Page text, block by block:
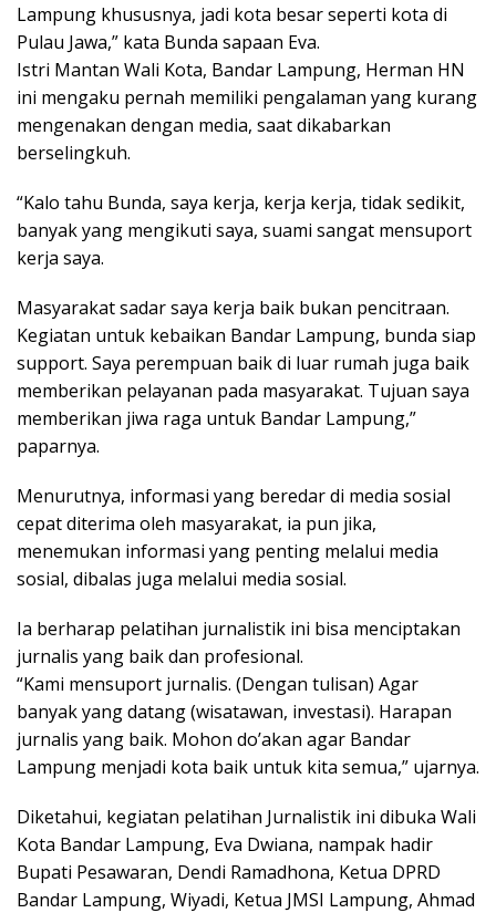
Lampung khususnya, jadi kota besar seperti kota di
Pulau Jawa,” kata Bunda sapaan Eva.
Istri Mantan Wali Kota, Bandar Lampung, Herman HN
ini mengaku pernah memiliki pengalaman yang kurang
mengenakan dengan media, saat dikabarkan
berselingkuh.
“Kalo tahu Bunda, saya kerja, kerja kerja, tidak sedikit,
banyak yang mengikuti saya, suami sangat mensuport
kerja saya.
Masyarakat sadar saya kerja baik bukan pencitraan.
Kegiatan untuk kebaikan Bandar Lampung, bunda siap
support. Saya perempuan baik di luar rumah juga baik
memberikan pelayanan pada masyarakat. Tujuan saya
memberikan jiwa raga untuk Bandar Lampung,”
paparnya.
Menurutnya, informasi yang beredar di media sosial
cepat diterima oleh masyarakat, ia pun jika,
menemukan informasi yang penting melalui media
sosial, dibalas juga melalui media sosial.
Ia berharap pelatihan jurnalistik ini bisa menciptakan
jurnalis yang baik dan profesional.
“Kami mensuport jurnalis. (Dengan tulisan) Agar
banyak yang datang (wisatawan, investasi). Harapan
jurnalis yang baik. Mohon do’akan agar Bandar
Lampung menjadi kota baik untuk kita semua,” ujarnya.
Diketahui, kegiatan pelatihan Jurnalistik ini dibuka Wali
Kota Bandar Lampung, Eva Dwiana, nampak hadir
Bupati Pesawaran, Dendi Ramadhona, Ketua DPRD
Bandar Lampung, Wiyadi, Ketua JMSI Lampung, Ahmad